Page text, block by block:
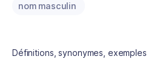
nom masculin
Définitions, synonymes,